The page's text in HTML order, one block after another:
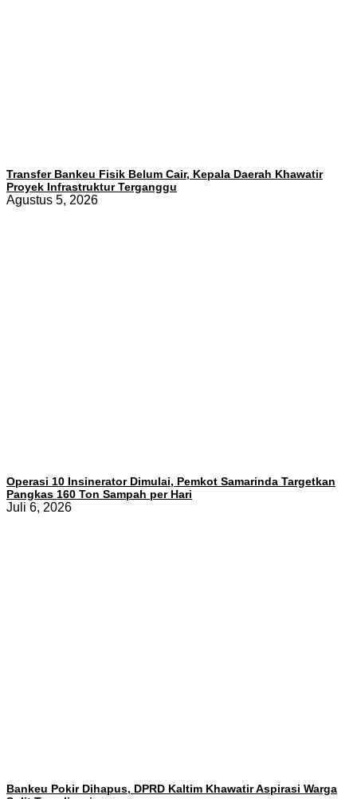
Transfer Bankeu Fisik Belum Cair, Kepala Daerah Khawatir
Proyek Infrastruktur Terganggu
Agustus 5, 2026
Operasi 10 Insinerator Dimulai, Pemkot Samarinda Targetkan
Pangkas 160 Ton Sampah per Hari
Juli 6, 2026
Bankeu Pokir Dihapus, DPRD Kaltim Khawatir Aspirasi Warga